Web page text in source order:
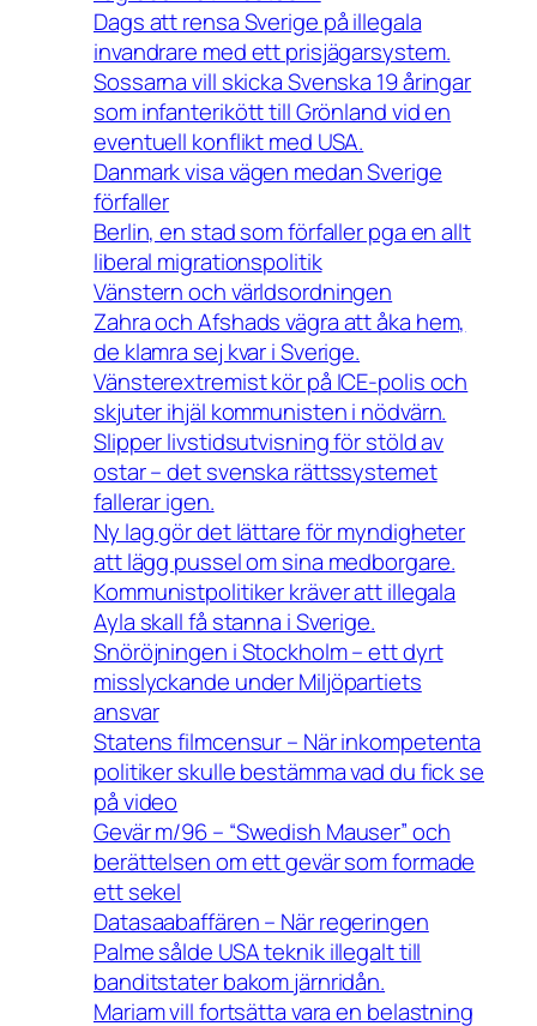
Dags att rensa Sverige på illegala
invandrare med ett prisjägarsystem.
Sossarna vill skicka Svenska 19 åringar
som infanterikött till Grönland vid en
eventuell konflikt med USA.
Danmark visa vägen medan Sverige
förfaller
Berlin, en stad som förfaller pga en allt
liberal migrationspolitik
Vänstern och världsordningen
Zahra och Afshads vägra att åka hem,
de klamra sej kvar i Sverige.
Vänsterextremist kör på ICE-polis och
skjuter ihjäl kommunisten i nödvärn.
Slipper livstidsutvisning för stöld av
ostar – det svenska rättssystemet
fallerar igen.
Ny lag gör det lättare för myndigheter
att lägg pussel om sina medborgare.
Kommunistpolitiker kräver att illegala
Ayla skall få stanna i Sverige.
Snöröjningen i Stockholm – ett dyrt
misslyckande under Miljöpartiets
ansvar
Statens filmcensur – När inkompetenta
politiker skulle bestämma vad du fick se
på video
Gevär m/96 – “Swedish Mauser” och
berättelsen om ett gevär som formade
ett sekel
Datasaabaffären – När regeringen
Palme sålde USA teknik illegalt till
banditstater bakom järnridån.
Mariam vill fortsätta vara en belastning